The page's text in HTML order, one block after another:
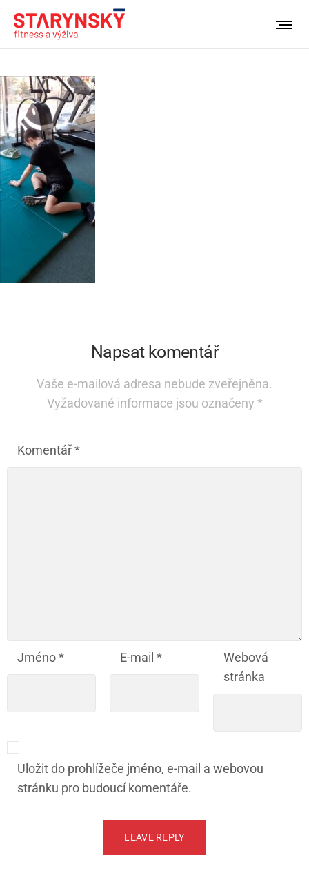
Napsat komentář
Vaše e-mailová adresa nebude zveřejněna.
Vyžadované informace jsou označeny *
Komentář*
Jméno* E-mail*
Webová
stránka
Uložit do prohlížeče jméno, e-mail a webovou
stránku pro budoucí komentáře.